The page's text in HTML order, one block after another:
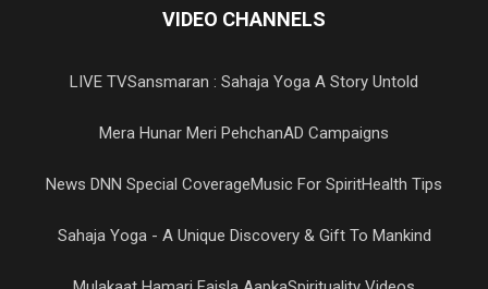
VIDEO CHANNELS
LIVE TVSansmaran : Sahaja Yoga A Story Untold
Mera Hunar Meri PehchanAD Campaigns
News DNN Special CoverageMusic For SpiritHealth Tips
Sahaja Yoga - A Unique Discovery & Gift To Mankind